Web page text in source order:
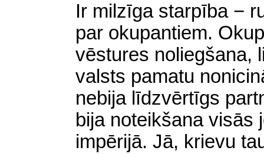
Ir milzīga starpība −
par okupantiem.
vēstures noliegšana,
valsts pamatu
nebija līdzvērtīgs
bija noteikšana visās
impērijā. Jā, krievu